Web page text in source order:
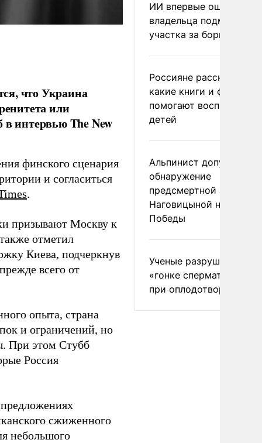
что Украина
или
в интервью The New
финского сценария
и согласиться
.
призывают Москву к
отметил
Киева, подчеркнув
всего от
опыта, страна
и ограничений, но
При этом Стубб
Россия
сжиженного
небольшого
ИИ впервые
владельца
участка за борщевик
Россияне рассказали,
какие книги и фильмы
помогают воспитывать
детей
Альпинист допустил
обнаружение
предсмертной записки
Наговицыной на пике
Победы
Ученые разрушили миф
«гонке
при оплодотворении